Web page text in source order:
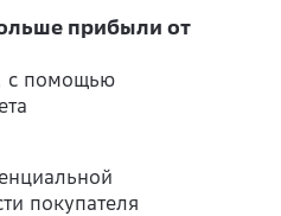
прибыли от
с помощью
покупателя